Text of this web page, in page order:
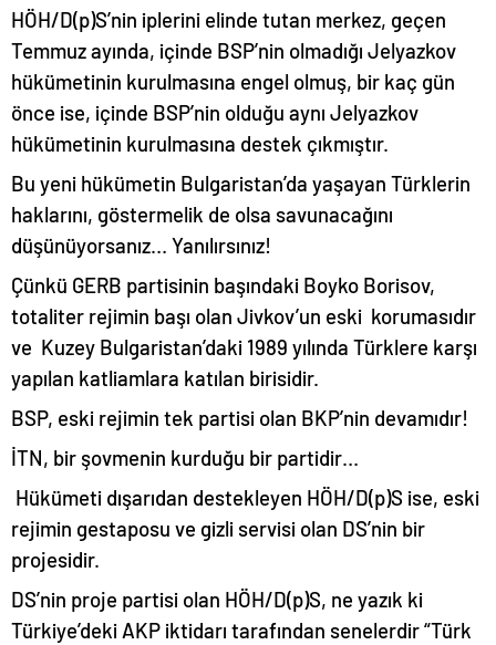
HÖH/D(p)S’nin iplerini elinde tutan merkez, geçen
Temmuz ayında, içinde BSP’nin olmadığı Jelyazkov
hükümetinin kurulmasına engel olmuş, bir kaç gün
önce ise, içinde BSP’nin olduğu aynı Jelyazkov
hükümetinin kurulmasına destek çıkmıştır.
Bu yeni hükümetin Bulgaristan’da yaşayan Türklerin
haklarını, göstermelik de olsa savunacağını
düşünüyorsanız… Yanılırsınız!
Çünkü GERB partisinin başındaki Boyko Borisov,
totaliter rejimin başı olan Jivkov’un eski korumasıdır
ve Kuzey Bulgaristan’daki 1989 yılında Türklere karşı
yapılan katliamlara katılan birisidir.
BSP, eski rejimin tek partisi olan BKP’nin devamıdır!
İTN, bir şovmenin kurduğu bir partidir…
Hükümeti dışarıdan destekleyen HÖH/D(p)S ise, eski
rejimin gestaposu ve gizli servisi olan DS’nin bir
projesidir.
DS’nin proje partisi olan HÖH/D(p)S, ne yazık ki
Türkiye’deki AKP iktidarı tarafından senelerdir “Türk